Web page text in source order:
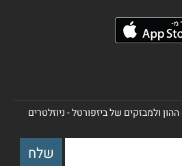
ולמבזקים של ביזפורטל - ניוזלטרים